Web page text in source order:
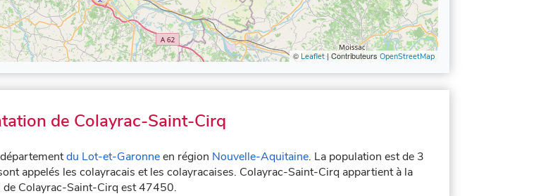
© Leaflet| Contributeurs OpenStreetMap
de Colayrac-Saint-Cirq
du Lot-et-Garonneen région Nouvelle-Aquitaine. La population est de 3
appelés les colayracais et les colayracaises. Colayrac-Saint-Cirq appartient à la
de Colayrac-Saint-Cirq est 47450.